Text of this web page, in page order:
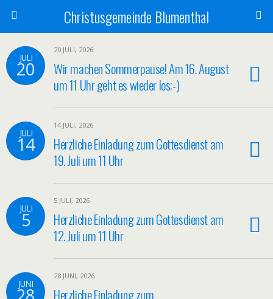
Christusgemeinde Blumenthal
JULI
20
20 JULI, 2026
Wir machen Sommerpause! Am 16. August
um 11 Uhr geht es wieder los;-)
JULI
14
14 JULI, 2026
Herzliche Einladung zum Gottesdienst am
19. Juli um 11 Uhr
JULI
5
5 JULI, 2026
Herzliche Einladung zum Gottesdienst am
12. Juli um 11 Uhr
JUNI
28 JUNI, 2026
Herzliche Einladung zum